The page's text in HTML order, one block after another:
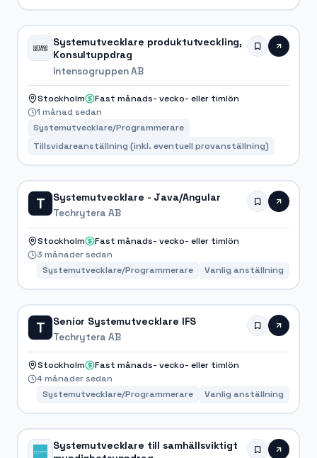
Systemutvecklare produktutveckling,
Konsultuppdrag
Intensogruppen AB
Stockholm
Fast månads- vecko- eller timlön
1 månad sedan
Systemutvecklare/Programmerare
Tillsvidareanställning (inkl. eventuell provanställning)
T Systemutvecklare - Java/Angular
Techrytera AB
Stockholm
Fast månads- vecko- eller timlön
3 månader sedan
Systemutvecklare/Programmerare
Vanlig anställning
T Senior Systemutvecklare IFS
Techrytera AB
Stockholm
Fast månads- vecko- eller timlön
4 månader sedan
Systemutvecklare/Programmerare
Vanlig anställning
Systemutvecklare till samhällsviktigt